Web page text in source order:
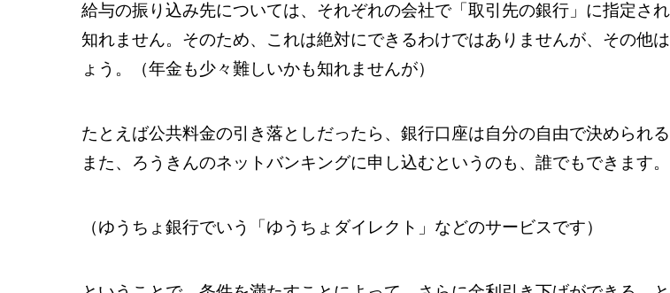
給与の振り込み先については、それぞれの会社で「取引先の銀行」に指定さ
知れません。そのため、これは絶対にできるわけではありませんが、その他
ょう。（年金も少々難しいかも知れませんが）
たとえば公共料金の引き落としだったら、銀行口座は自分の自由で決められる
また、ろうきんのネットバンキングに申し込むというのも、誰でもできます。
（ゆうちょ銀行でいう「ゆうちょダイレクト」などのサービスです）